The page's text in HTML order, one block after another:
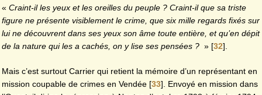
« Craint-il les yeux et les oreilles du peuple ? Craint-il que sa triste
figure ne présente visiblement le crime, que six mille regards fixés sur
lui ne découvrent dans ses yeux son âme toute entière, et qu’en dépit
de la nature qui les a cachés, on y lise ses pensées ? » [32]
Mais c’est surtout Carrier qui retient la mémoire d’un représentant en
mission coupable de crimes en Vendée [33]. Envoyé en mission dans